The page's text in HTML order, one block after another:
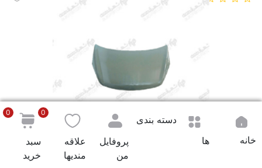
خانه
دسته بندی
ها
پروفایل
من
0
علاقه
مندیها
0
سبد
خرید